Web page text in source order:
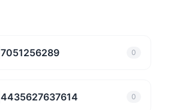
7051256289 0
4435627637614 0